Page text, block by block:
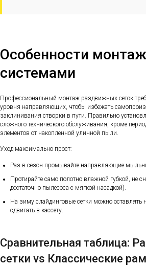
Особенности
системами
Профессиональный монтаж раздвижных сеток
уровня направляющих, чтобы избежать
заклинивания створки в пути. Правильно
сложного технического обслуживания, кроме
элементов от накопленной уличной пыли.
Уход максимально прост:
Раз в сезон промывайте направляющие
Протирайте само полотно влажной губкой, не
достаточно пылесоса с мягкой насадкой).
На зиму слайдинговые сетки можно оставлять
сдвигать в кассету.
Сравнительная таблица:
сетки vs Классические